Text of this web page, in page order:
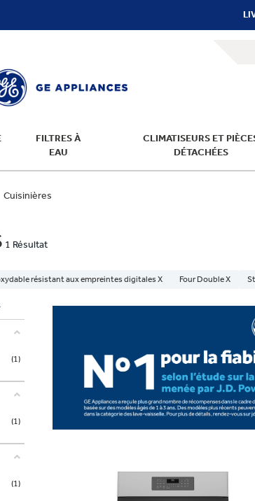
FILTRES À
EAU
CLIMATISEURS ET
DÉTACHÉES
Cuisinières
1 Résultat
résistant aux empreintes digitales X Four Double X
(1)
(1)
(1)